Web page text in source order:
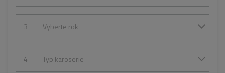
3 Vyberte rok
4 Typ karoserie